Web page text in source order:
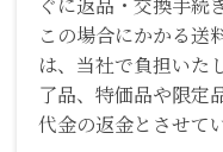
ぐに返品・交換手続
この場合にかかる送
は、当社で負担いた
了品、特価品や限定
代金の返金とさせて